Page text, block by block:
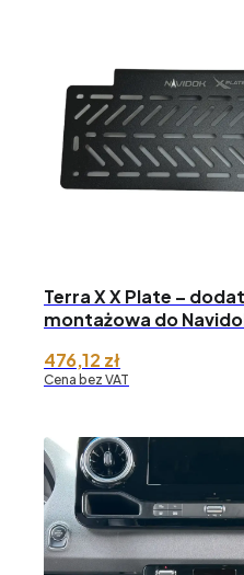
Terra X X Plate –
montażowa do
476,12 zł
Cena bez VAT